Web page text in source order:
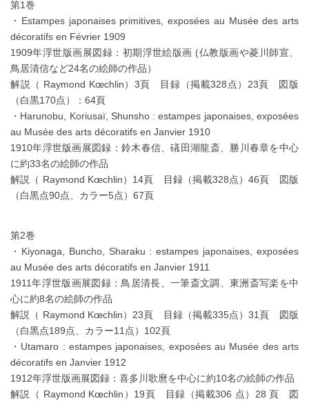
第1巻
・Estampes japonaises primitives, exposées au Musée des arts
décoratifs en Février 1909
1909年浮世版画展図録：初期浮世絵版画 (仏教版画や菱川師宣、
鳥居清信など24名の絵師の作品）
解説（ Raymond Kœchlin）3頁 目録（掲載328点）23頁 図版
（白黒170点）：64頁
・Harunobu, Koriusaï, Shunsho : estampes japonaises, exposées
au Musée des arts décoratifs en Janvier 1910
1910年浮世版画展図録：鈴木春信、礒田湖龍斎、勝川春章を中心
に約33名の絵師の作品
解説（ Raymond Kœchlin）14頁 目録（掲載328点）46頁 図版
（白黒点90点、カラー5点）67頁
第2巻
・Kiyonaga, Buncho, Sharaku : estampes japonaises, exposées
au Musée des arts décoratifs en Janvier 1911
1911年浮世版画展図録：鳥居清長、一筆斎文調、東洲斎写楽を中
心に約8名の絵師の作品
解説（ Raymond Kœchlin）23頁 目録（掲載335点）31頁 図版
（白黒点189点、カラー11点）102頁
・Utamaro : estampes japonaises, exposées au Musée des arts
décoratifs en Janvier 1912
1912年浮世版画展図録：喜多川歌麿を中心に約10名の絵師の作品
解説（ Raymond Kœchlin）19頁 目録（掲載306 点）28 頁 図